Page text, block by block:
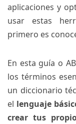
aplicaciones y
usar estas
primero es
En esta guía o
los términos
un diccionario
el lenguaje
crear tus